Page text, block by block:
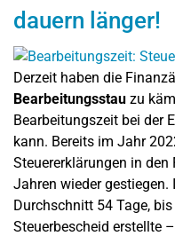
dauern länger!
Derzeit haben die
Bearbeitungsstau zu
Bearbeitungszeit bei der
kann. Bereits im Jahr
Steuererklärungen in
Jahren wieder
Durchschnitt 54 Tage,
Steuerbescheid erstellte